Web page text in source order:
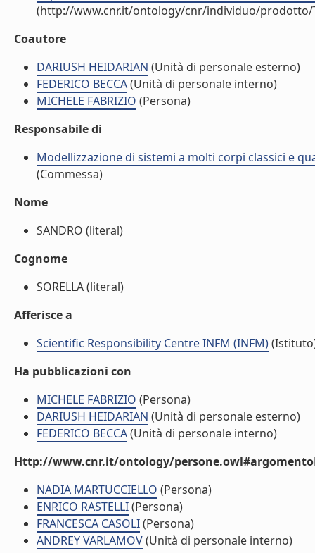
(http://www.cnr.it/ontology/cnr/individuo/prodotto/
Coautore
DARIUSH HEIDARIAN (Unità di personale esterno)
FEDERICO BECCA(Unità di personale interno)
MICHELE FABRIZIO (Persona)
Responsabile di
Modellizzazione di sistemi a molti corpi classici e
(Commessa)
Nome
SANDRO (literal)
Cognome
SORELLA (literal)
Afferisce a
Scientific Responsibility Centre INFM (INFM)
Ha pubblicazioni con
MICHELE FABRIZIO (Persona)
DARIUSH HEIDARIAN (Unità di personale esterno)
FEDERICO BECCA(Unità di personale interno)
Http://www.cnr.it/ontology/
NADIA MARTUCCIELLO (Persona)
ENRICO RASTELLI(Persona)
FRANCESCA CASOLI(Persona)
ANDREY VARLAMOV(Unità di personale interno)